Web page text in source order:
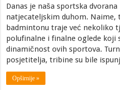
u
i
tenisu
Danas je naša sportska
natjecateljskim duhom.
badmintonu traje već nekoliko
polufinalne i finalne oglede koji
dinamičnost ovih sportova.
posjetitelja, tribine su bile
Opširnije »